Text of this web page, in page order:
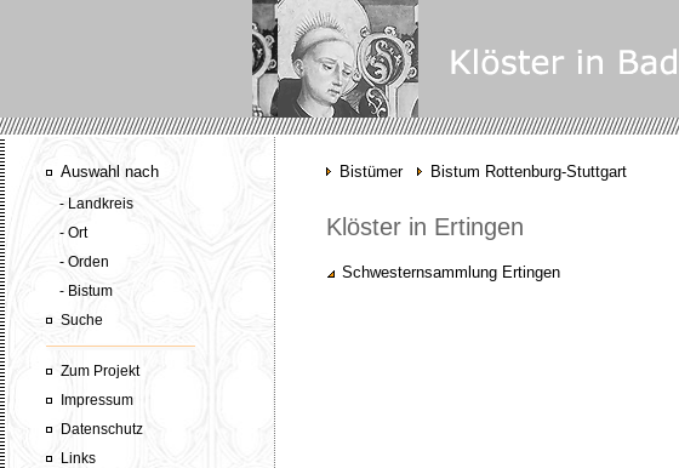
Auswahl nach
- Landkreis
- Ort
- Orden
- Bistum
Suche
Zum Projekt
Impressum
Datenschutz
Links
Bistümer Bistum Rottenburg-Stuttgart
Klöster in Ertingen
Schwesternsammlung Ertingen